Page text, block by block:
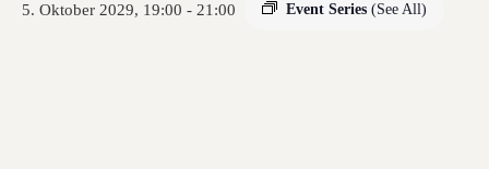
5. Oktober 2029, 19:00 - 21:00 Event Series (See All)